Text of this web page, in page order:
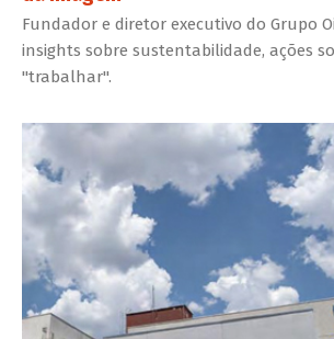
Fundador e diretor executivo do Grupo
insights sobre sustentabilidade, ações
"trabalhar".